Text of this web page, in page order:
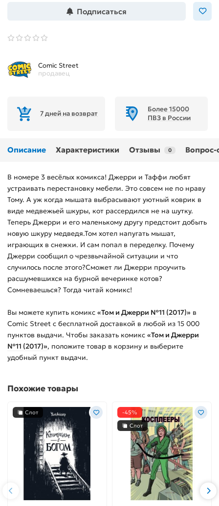
Подписаться
Comic Street
продавец
7 дней на возврат
Более 15000
ПВЗ в России
Описание Характеристики Отзывы 0 Вопрос-
В номере 3 весёлых комикса! Джерри и Таффи любят
устраивать перестановку мебели. Это совсем не по нраву
Тому. А уж когда мышата выбрасывают уютный коврик в
виде медвежьей шкуры, кот рассердился не на шутку.
Теперь Джерри и его маленькому другу предстоит добыть
новую шкуру медведя.Том хотел напугать мышат,
играющих в снежки. И сам попал в переделку. Почему
Джерри сообщил о чрезвычайной ситуации и что
случилось после этого?Сможет ли Джерри проучить
расшумевшихся на бурной вечеринке котов?
Сомневаешься? Тогда читай комикс!
Вы можете купить комикс «Том и Джерри №11 (2017)» в
Comic Street с бесплатной доставкой в любой из 15 000
пунктов выдачи. Чтобы заказать комикс «Том и Джерри
№11 (2017)», положите товар в корзину и выберите
удобный пункт выдачи.
Похожие товары
Слот
-45%
Слот